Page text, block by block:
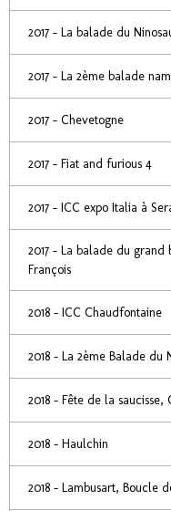
2017 - La balade du
2017 - La 2ème balade
2017 - Chevetogne
2017 - Fiat and furious 4
2017 - ICC expo Italia à
2017 - La balade du
François
2018 - ICC Chaudfontaine
2018 - La 2ème Balade du
2018 - Fête de la
2018 - Haulchin
2018 - Lambusart, Boucle